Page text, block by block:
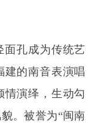
面孔成为传统艺
建的南音表演唱
情演绎，生动勾
。被誉为“闽南